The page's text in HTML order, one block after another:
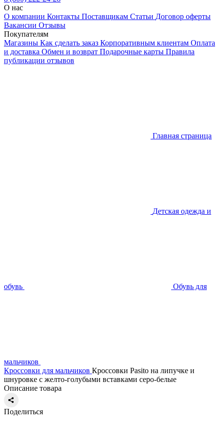
О нас
О компании Контакты Поставщикам Статьи Договор оферты
Вакансии Отзывы
Покупателям
Магазины Как сделать заказ Корпоративным клиентам Оплата
и доставка Обмен и возврат Подарочные карты Правила
публикации отзывов
Главная страница
Детская одежда и
обувь Обувь для
мальчиков
Кроссовки для мальчиков Кроссовки Pasito на липучке и
шнуровке с желто-голубыми вставками серо-белые
Описание товара
Поделиться